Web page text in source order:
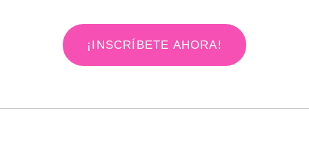
¡INSCRÍBETE AHORA!